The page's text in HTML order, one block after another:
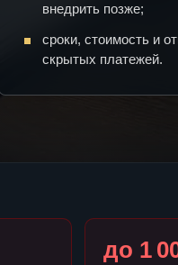
внедрить позже;
сроки, стоимость и
скрытых платежей.
до 1